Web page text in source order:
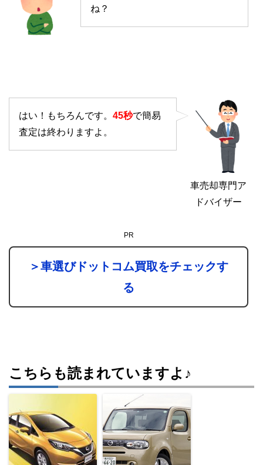
ね？
車売却専門ア
ドバイザー
はい！もちろんです。 45秒で簡易
査定は終わりますよ。
PR
＞車選びドットコム買取をチェックす
る
こちらも読まれていますよ♪